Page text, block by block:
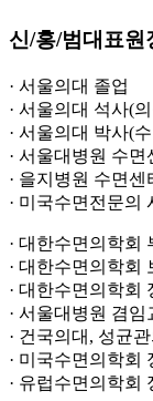
신/홍/범대표원
· 서울의대 졸업
· 서울의대 석사(
· 서울의대 박사(
· 서울대병원 수
· 을지병원 수면센
· 미국수면전문의
· 대한수면의학회
· 대한수면의학회
· 대한수면의학회
· 서울대병원 겸임
· 건국의대, 성균
· 미국수면의학회
· 유럽수면의학회